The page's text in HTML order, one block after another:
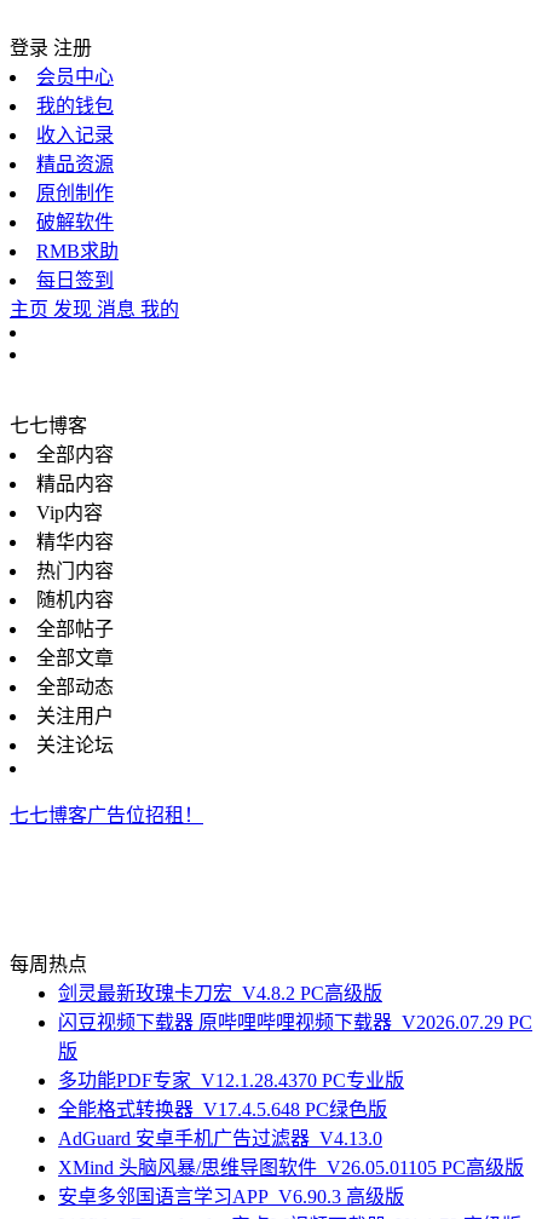
登录 注册
会员中心
我的钱包
收入记录
精品资源
原创制作
破解软件
RMB求助
每日签到
主页 发现 消息 我的
七七博客
全部内容
精品内容
Vip内容
精华内容
热门内容
随机内容
全部帖子
全部文章
全部动态
关注用户
关注论坛
七七博客广告位招租！
每周热点
剑灵最新玫瑰卡刀宏_V4.8.2 PC高级版
闪豆视频下载器 原哔哩哔哩视频下载器_V2026.07.29 PC
版
多功能PDF专家_V12.1.28.4370 PC专业版
全能格式转换器_V17.4.5.648 PC绿色版
AdGuard 安卓手机广告过滤器_V4.13.0
XMind 头脑风暴/思维导图软件_V26.05.01105 PC高级版
安卓多邻国语言学习APP_V6.90.3 高级版